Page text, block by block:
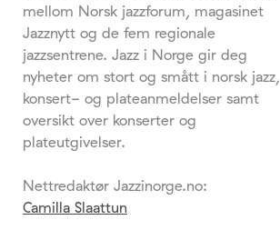
mellom Norsk jazzforum, magasinet
Jazznytt og de fem regionale
jazzsentrene. Jazz i Norge gir deg
nyheter om stort og smått i norsk jazz,
konsert- og plateanmeldelser samt
oversikt over konserter og
plateutgivelser.
Nettredaktør Jazzinorge.no:
Camilla Slaattun